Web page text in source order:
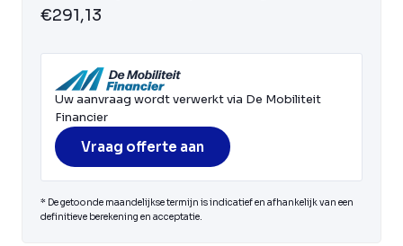
€291,13
Uw aanvraag wordt verwerkt via De Mobiliteit
Financier
Vraag offerte aan
* De getoonde maandelijkse termijn is indicatief en afhankelijk van een
definitieve berekening en acceptatie.